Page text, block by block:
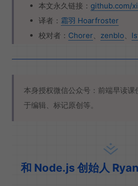
本文永久链接： github.com/
译者： 霜羽 Hoarfroster
校对者： Chorer zenblo
本身授权微信公众号：前端早读课
于编辑、标记原创等。
和 Node.js 创始人